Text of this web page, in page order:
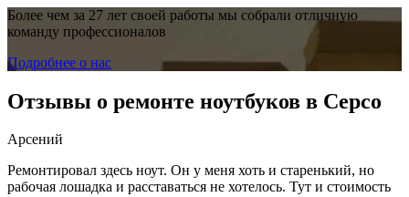
Более чем за 27 лет своей работы мы собрали отличную
команду профессионалов
Подробнее о нас
Отзывы о ремонте ноутбуков в Серсо
Арсений
Ремонтировал здесь ноут. Он у меня хоть и старенький, но
рабочая лошадка и расставаться не хотелось. Тут и стоимость